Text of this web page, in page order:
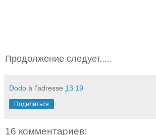
Продолжение следует.....
Dodo à l'adresse 13:19
Поделиться
16 комментариев: